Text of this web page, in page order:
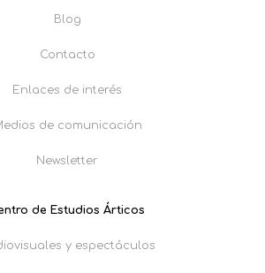
Blog
Contacto
Enlaces de interés
de comunicación
Newsletter
de Estudios Árticos
y espectáculos